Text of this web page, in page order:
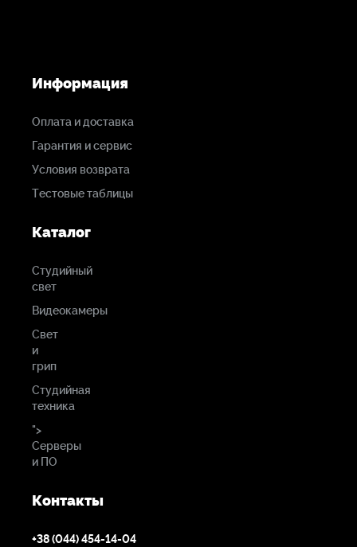
Информация
Оплата и доставка
Гарантия и сервис
Условия возврата
Тестовые таблицы
Каталог
Студийный
свет
Видеокамеры
Свет
и
грип
Студийная
техника
">
Серверы
и ПО
Контакты
+38 (044) 454-14-04